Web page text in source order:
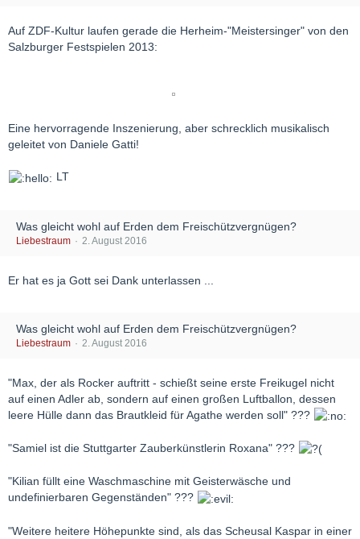
Auf ZDF-Kultur laufen gerade die Herheim-"Meistersinger" von den
Salzburger Festspielen 2013:
Eine hervorragende Inszenierung, aber schrecklich musikalisch
geleitet von Daniele Gatti!
LT
Was gleicht wohl auf Erden dem Freischützvergnügen?
Liebestraum 2. August 2016
Er hat es ja Gott sei Dank unterlassen ...
Was gleicht wohl auf Erden dem Freischützvergnügen?
Liebestraum 2. August 2016
"Max, der als Rocker auftritt - schießt seine erste Freikugel nicht
auf einen Adler ab, sondern auf einen großen Luftballon, dessen
leere Hülle dann das Brautkleid für Agathe werden soll" ???
"Samiel ist die Stuttgarter Zauberkünstlerin Roxana" ???
"Kilian füllt eine Waschmaschine mit Geisterwäsche und
undefinierbaren Gegenständen" ???
"Weitere heitere Höhepunkte sind, als das Scheusal Kaspar in einer